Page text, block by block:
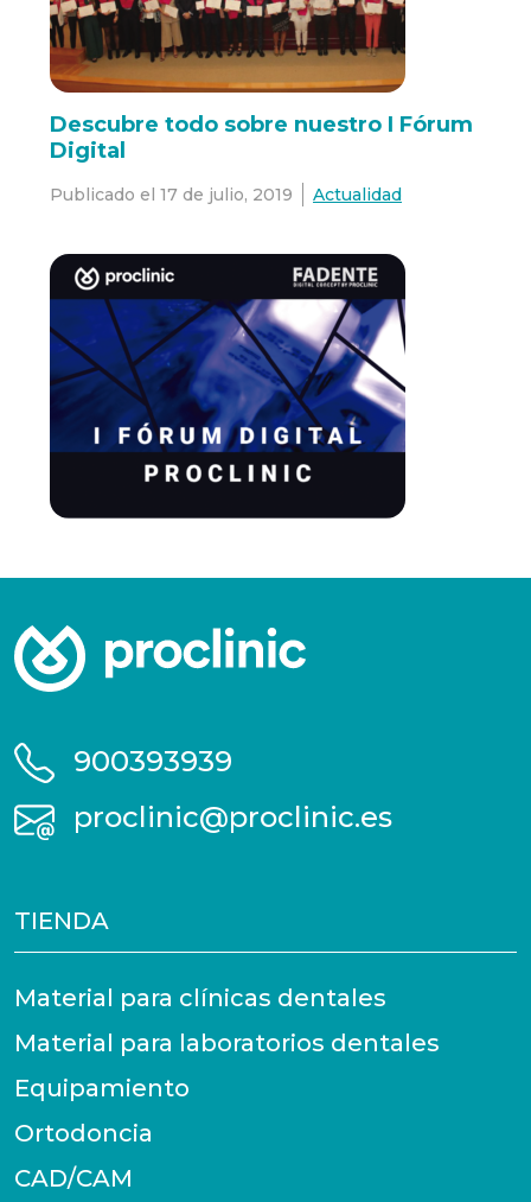
Descubre todo sobre nuestro I Fórum
Digital
Publicado el 17 de julio, 2019 Actualidad
900393939
proclinic@proclinic.es
TIENDA
Material para clínicas dentales
Material para laboratorios dentales
Equipamiento
Ortodoncia
CAD/CAM